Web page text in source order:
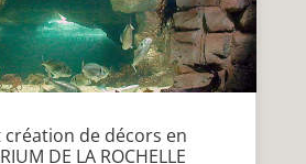
de décors en
DE LA ROCHELLE